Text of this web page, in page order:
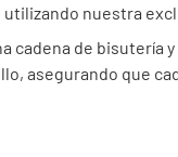
nuestra
cadena de bisutería
asegurando que